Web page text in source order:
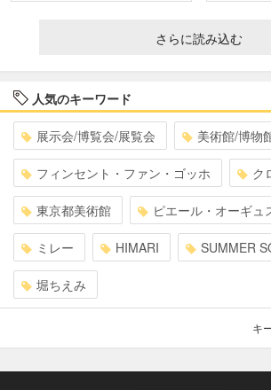
さらに読み込む
人気のキーワード
展示会/博覧会/展覧会 美術館/博物
フィンセント・ファン・ゴッホ ク
東京都美術館 ピエール・オーギュ
ミレー HIMARI SUMMER
堀ちえみ
キ